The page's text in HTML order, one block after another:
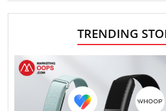
TRENDING